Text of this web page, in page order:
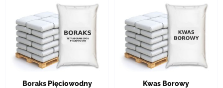
Boraks Pięciowodny Kwas Borowy